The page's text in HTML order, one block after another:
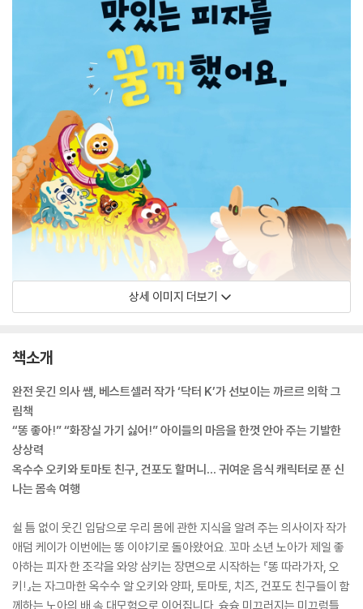
상세 이미지 더보기
책소개
완전 웃긴 의사 쌤, 베스트셀러 작가 ‘닥터 K’가 선보이는 까르르 의학 그
림책
“똥 좋아!” “화장실 가기 싫어!” 아이들의 마음을 한껏 안아 주는 기발한
상상력
옥수수 오키와 토마토 친구, 건포도 할머니… 귀여운 음식 캐릭터로 푼 신
나는 몸속 여행
쉴 틈 없이 웃긴 입담으로 우리 몸에 관한 지식을 알려 주는 의사이자 작가
애덤 케이가 이번에는 똥 이야기로 돌아왔어요. 꼬마 소년 노아가 제일 좋
아하는 피자 한 조각을 와앙 삼키는 장면으로 시작하는 『똥 따라가자, 오
키!』는 자그마한 옥수수 알 오키와 양파, 토마토, 치즈, 건포도 친구들이 함
께하는 노아의 배 속 대모험으로 이어집니다. 슝슝 미끄러지는 미끄럼틀